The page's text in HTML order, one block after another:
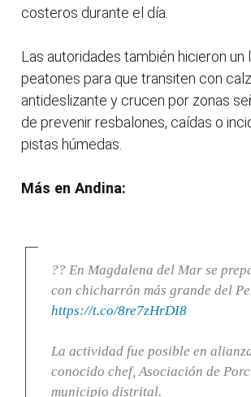
costeros durante el día.
Las autoridades también hicieron un
peatones para que transiten con
antideslizante y crucen por zonas
de prevenir resbalones, caídas o
pistas húmedas.
Más en Andina:
?? En Magdalena del Mar se
con chicharrón más grande del
https://t.co/8re7zHrDI8
La actividad fue posible en
conocido chef, Asociación de
municipio distrital.